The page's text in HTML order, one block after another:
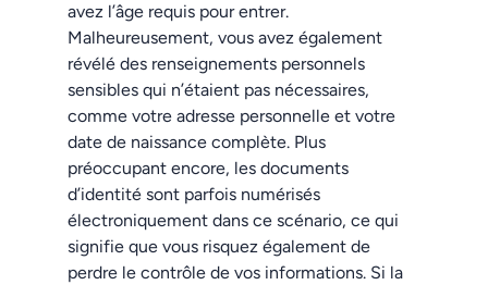
avez l’âge requis pour entrer.
Malheureusement, vous avez également
révélé des renseignements personnels
sensibles qui n’étaient pas nécessaires,
comme votre adresse personnelle et votre
date de naissance complète. Plus
préoccupant encore, les documents
d’identité sont parfois numérisés
électroniquement dans ce scénario, ce qui
signifie que vous risquez également de
perdre le contrôle de vos informations. Si la